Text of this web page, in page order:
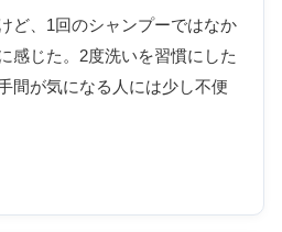
ど、1回のシャンプーではなか
感じた。2度洗いを習慣にした
間が気になる人には少し不便